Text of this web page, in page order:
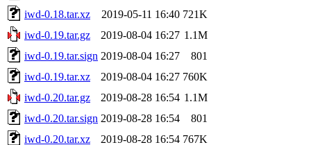
iwd-0.18.tar.xz
2019-05-11 16:40 721K
iwd-0.19.tar.gz
2019-08-04 16:27 1.1M
iwd-0.19.tar.sign 2019-08-04 16:27
801
iwd-0.19.tar.xz
2019-08-04 16:27 760K
iwd-0.20.tar.gz
2019-08-28 16:54 1.1M
iwd-0.20.tar.sign 2019-08-28 16:54
801
iwd-0.20.tar.xz
2019-08-28 16:54 767K